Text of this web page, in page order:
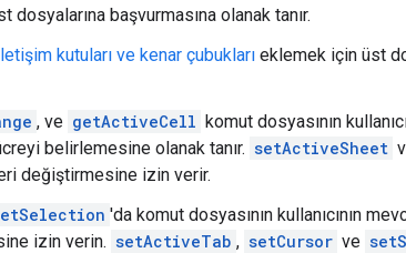
dosyalarına başvurmasına olanak tanır.
kutuları ve kenar çubukları eklemek için üst
, ve getActiveCell komut dosyasının
belirlemesine olanak tanır. setActiveSheet
değiştirmesine izin verir.
'da komut dosyasının kullanıcının
izin verin. setActiveTab , setCursor ve